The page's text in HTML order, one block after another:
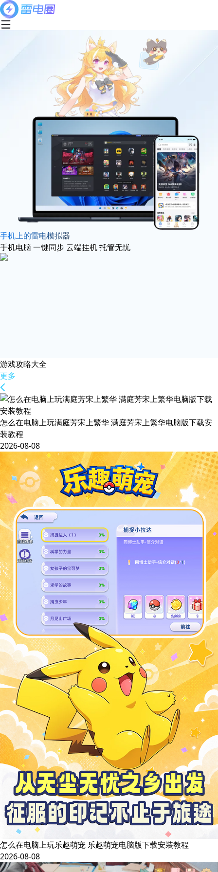
手机上的雷电模拟器
手机电脑 一键同步 云端挂机 托管无忧
游戏攻略大全
更多
怎么在电脑上玩满庭芳宋上繁华 满庭芳宋上繁华电脑版下载安
装教程
2026-08-08
怎么在电脑上玩乐趣萌宠 乐趣萌宠电脑版下载安装教程
2026-08-08